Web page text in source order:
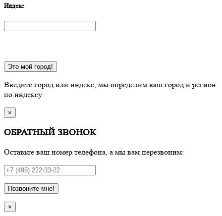
Индекс
Это мой город!
Введите город или индекс, мы определим ваш город и регион
по индексу
×
ОБРАТНЫЙ ЗВОНОК
Оставьте ваш номер телефона, а мы вам перезвоним:
Позвоните мне!
×